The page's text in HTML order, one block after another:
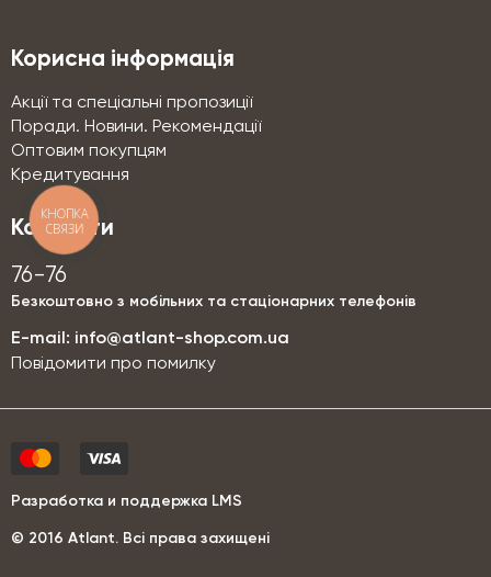
Корисна інформація
Акції та спеціальні пропозиції
Поради. Новини. Рекомендації
Оптовим покупцям
Кредитування
Контакти
76-76
Безкоштовно з мобільних та стаціонарних телефонів
E-mail: info@atlant-shop.com.ua
Повідомити про помилку
© 2016 Аtlant. Всі права захищені
Разработка и поддержка LMS
КНОПКА
СВЯЗИ